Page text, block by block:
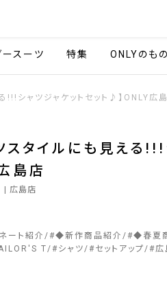
スーツ 特集 ONLYのも
!!!シャツジャケットセット♪】ONLY広
スタイルにも見える!!!
島店
| 広島店
ート紹介 #◆新作商品紹介 #◆春夏
T
#シャツ #セットアップ #広